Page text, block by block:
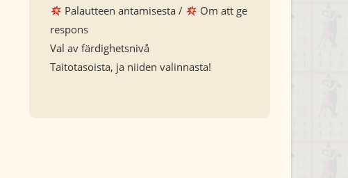
Palautteen antamisesta /
Om att ge
respons
Val av färdighetsnivå
Taitotasoista, ja niiden valinnasta!